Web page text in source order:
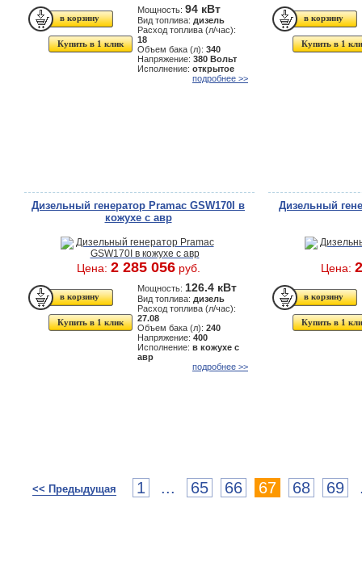
Купить в 1 клик
Мощность: 94 кВт
Вид топлива: дизель
Расход топлива (л/час):
18
Объем бака (л): 340
Напряжение: 380 Вольт
Исполнение: открытое
подробнее >>
Купить в 1
Дизельный генератор Pramac GSW170I в
кожухе с авр
Цена: 2 285 056руб.
Купить в 1 клик
Мощность: 126.4 кВт
Вид топлива: дизель
Расход топлива (л/час):
27.08
Объем бака (л): 240
Напряжение: 400
Исполнение: в кожухе с
авр
подробнее >>
Дизельный
Цена:
Купить в 1
<< Предыдущая 1 ... 65 66 67 68 69